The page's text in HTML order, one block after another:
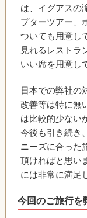
は、イグアスの
プターツアー、
ついても用意し
見れるレストラ
いい席を用意し
日本での弊社の
改善等は特に無
は比較的少ない
今後も引き続き
ニーズに合った
頂ければと思い
には非常に満足
今回のご旅行を